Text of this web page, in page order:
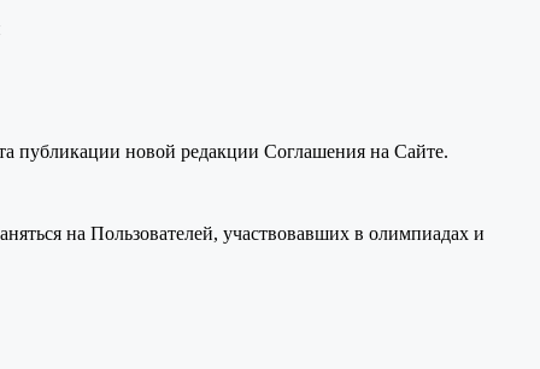
публикации новой редакции Соглашения на Сайте.
на Пользователей, участвовавших в олимпиадах и